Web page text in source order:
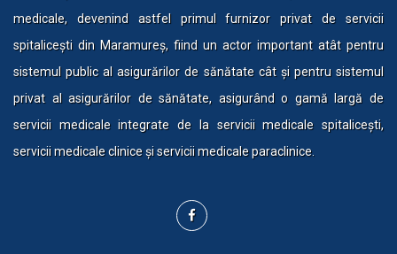
medicale, devenind astfel primul furnizor privat de servicii
spitalicești din Maramureș, fiind un actor important atât pentru
sistemul public al asigurărilor de sănătate cât și pentru sistemul
privat al asigurărilor de sănătate, asigurând o gamă largă de
servicii medicale integrate de la servicii medicale spitalicești,
servicii medicale clinice și servicii medicale paraclinice.